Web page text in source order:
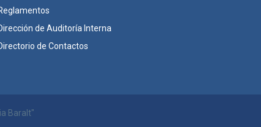
de Auditoría Interna
de Contactos
Baralt"